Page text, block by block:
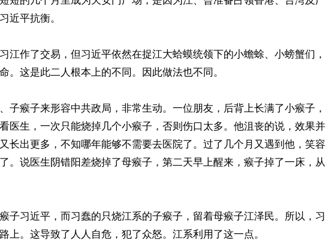
近平抗衡。
江作了交易，但习近平依然在捉江大蛤蟆统领下的小蟾蜍、小螃蟹们，
。这是此二人根本上的不同。因此做法也不同。
子瘊子来形容中共政局，非常生动。一位朋友，后背上长满了小瘊子，
医生，一次只能烧掉几个小瘊子，否则伤口太多。他沮丧的说，效果并
长出更多，不知哪年能够不需要去医院了。过了几个月又遇到他，笑容
。说医生阴错阳差烧掉了母瘊子，第二天早上醒来，瘊子掉了一床，从
子习近平，而习蠢的只烧江系的子瘊子，留着母瘊子江泽民。所以，习
上。这导致了人人自危，犯了众怒。江系利用了这一点。